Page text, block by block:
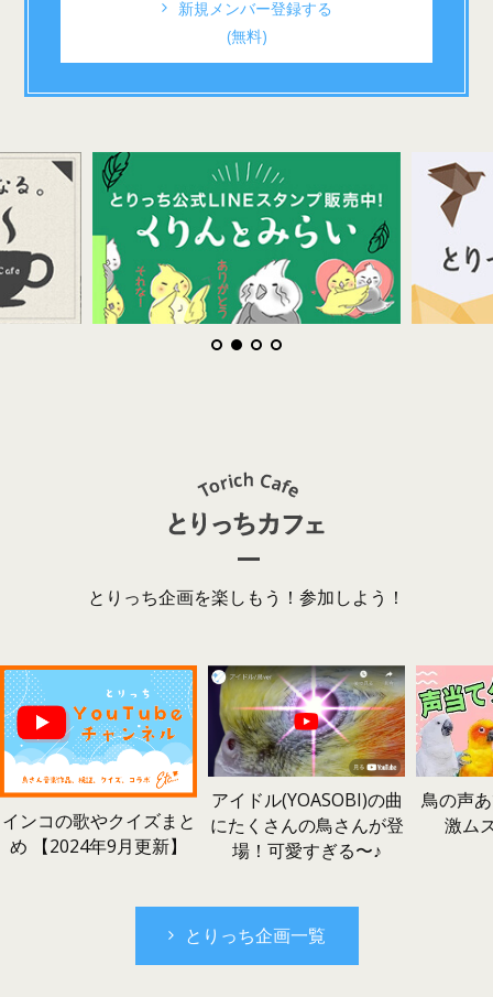
新規メンバー登録する
(無料)
とりっち企画を楽しもう！参加しよう！
インコの歌やクイズまと
め 【2024年9月更新】
アイドル(YOASOBI)の曲
にたくさんの鳥さんが登
場！可愛すぎる〜♪
鳥の声
激ム
とりっち企画一覧